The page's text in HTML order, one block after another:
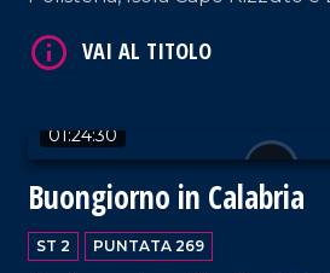
cura di Adelia Iacino e Ugo Floro.
01:24:30
Buongiorno in Calabria
ST 2 PUNTATA 269